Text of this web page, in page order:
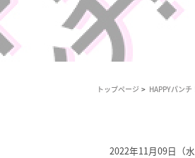
トップページ HAPPYパンチ
2022年11月09日（水